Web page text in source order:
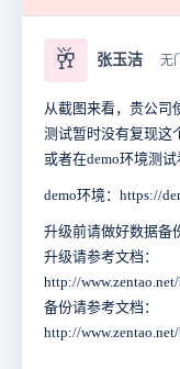
🥂 张玉洁 无
从截图来看，贵公司
测试暂时没有复现这
或者在demo环境测试
demo环境：https://
升级前请做好数据备
升级请参考文档：
http://
备份请参考文档：
http://